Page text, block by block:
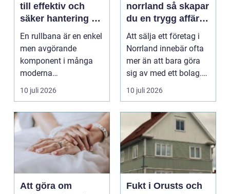
till effektiv och
säker hantering av
gods
En rullbana är en enkel
men avgörande
komponent i många
moderna
verksamheter. Den
används för att fl...
10 juli 2026
norrland så skapar
du en trygg affär
från start till mål
Att sälja ett företag i
Norrland innebär ofta
mer än att bara göra
sig av med ett bolag.
För många ä...
10 juli 2026
Att göra om
Fukt i Orusts och